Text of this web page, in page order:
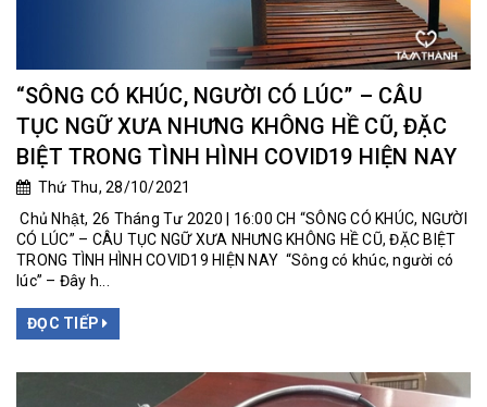
“SÔNG CÓ KHÚC, NGƯỜI CÓ LÚC” – CÂU
TỤC NGỮ XƯA NHƯNG KHÔNG HỀ CŨ, ĐẶC
BIỆT TRONG TÌNH HÌNH COVID19 HIỆN NAY
Thứ Thu, 28/10/2021
Chủ Nhật, 26 Tháng Tư 2020 | 16:00 CH “SÔNG CÓ KHÚC, NGƯỜI
CÓ LÚC” – CÂU TỤC NGỮ XƯA NHƯNG KHÔNG HỀ CŨ, ĐẶC BIỆT
TRONG TÌNH HÌNH COVID19 HIỆN NAY “Sông có khúc, người có
lúc” – Đây h...
ĐỌC TIẾP